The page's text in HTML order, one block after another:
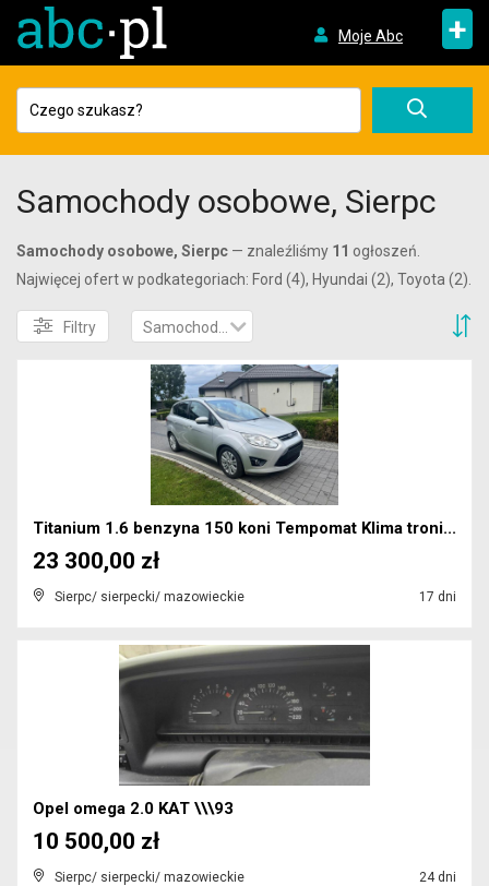
Moje Abc +
Samochody osobowe, Sierpc
Samochody osobowe, Sierpc — znaleźliśmy 11 ogłoszeń.
Najwięcej ofert w podkategoriach: Ford (4), Hyundai (2), Toyota (2).
Filtry Samochody osobowe
Titanium 1.6 benzyna 150 koni Tempomat Klima troni...
Sierpc/ sierpecki/ mazowieckie 17 dni
23 300,00 zł
Opel omega 2.0 KAT \\\93
Sierpc/ sierpecki/ mazowieckie 24 dni
10 500,00 zł